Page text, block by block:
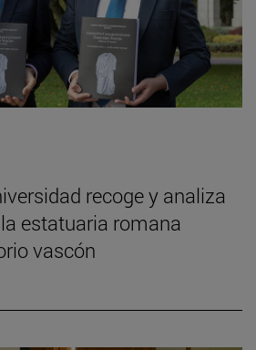
recoge y analiza
estatuaria romana
vascón